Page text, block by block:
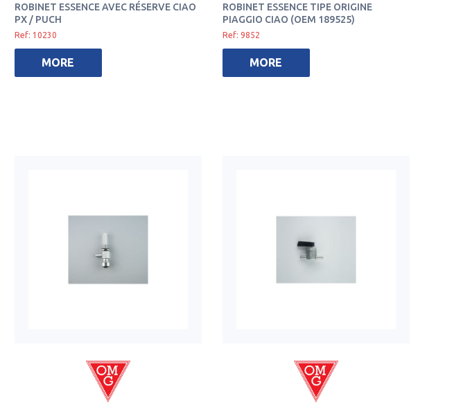
ROBINET ESSENCE AVEC RÉSERVE CIAO
PX / PUCH
Ref: 10230
MORE
ROBINET ESSENCE TIPE ORIGINE
PIAGGIO CIAO (OEM 189525)
Ref: 9852
MORE